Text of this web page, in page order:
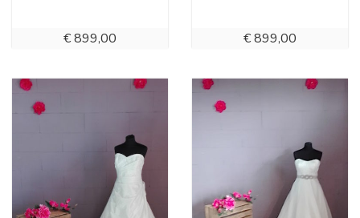
€899,00 €899,00